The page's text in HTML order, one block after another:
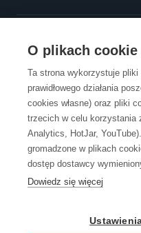
O plikach
Ta strona wykorzystuje
prawidłowego działania
cookies własne) oraz pliki
trzecich w celu korzystania
Analytics, HotJar,
gromadzone w plikach
dostęp dostawcy
Dowiedz się więcej
OBSŁUGA KLIENTA
KONTAKT
OpenGift jest